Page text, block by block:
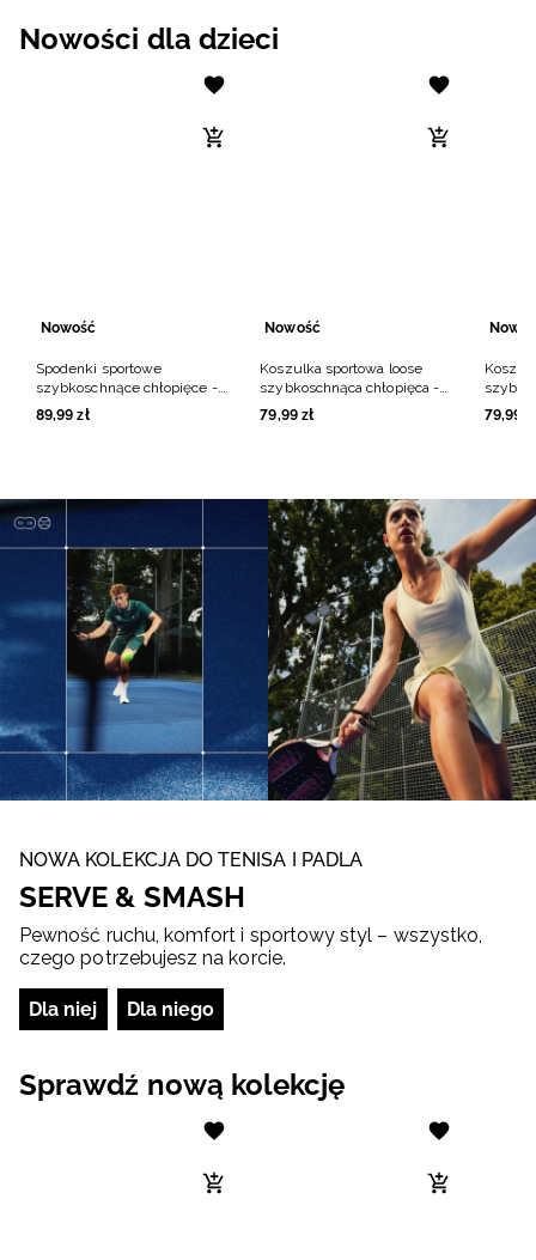
Nowości dla dzieci
Nowość
Spodenki sportowe
szybkoschnące chłopięce -
czarne
89,99 zł
Nowość
Koszulka sportowa loose
szybkoschnąca chłopięca -
czarna
79,99 zł
biała
79,99
NOWA KOLEKCJA DO TENISA I PADLA
SERVE & SMASH
Pewność ruchu, komfort i sportowy styl – wszystko,
czego potrzebujesz na korcie.
Dla niej Dla niego
Sprawdź nową kolekcję